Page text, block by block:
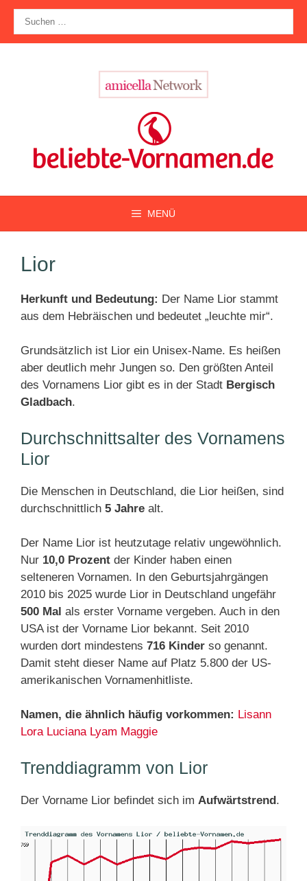
Zum
Inhalt
springen
nach:
MENÜ
Lior
Herkunft und Bedeutung: Der Name Lior stammt
aus dem Hebräischen und bedeutet „leuchte mir“.
Grundsätzlich ist Lior ein Unisex-Name. Es heißen
aber deutlich mehr Jungen so. Den größten Anteil
des Vornamens Lior gibt es in der Stadt Bergisch
Gladbach.
Durchschnittsalter des Vornamens
Lior
Die Menschen in Deutschland, die Lior heißen, sind
durchschnittlich 5 Jahre alt.
Der Name Lior ist heutzutage relativ ungewöhnlich.
Nur 10,0 Prozent der Kinder haben einen
selteneren Vornamen. In den Geburtsjahrgängen
2010 bis 2025 wurde Lior in Deutschland ungefähr
500 Mal als erster Vorname vergeben. Auch in den
USA ist der Vorname Lior bekannt. Seit 2010
wurden dort mindestens 716 Kinder so genannt.
Damit steht dieser Name auf Platz 5.800 der US-
amerikanischen Vornamenhitliste.
Namen, die ähnlich häufig vorkommen: Lisann
Lora Luciana Lyam Maggie
Trenddiagramm von Lior
Der Vorname Lior befindet sich im Aufwärtstrend.